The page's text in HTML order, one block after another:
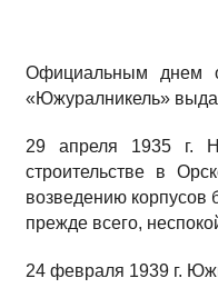
Официальным днем
«Южуралникель»
29 апреля 1935 г.
строительстве в
возведению корпусов
прежде всего,
24 февраля 1939 г.